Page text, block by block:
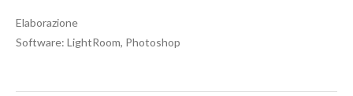
Elaborazione
Software: LightRoom, Photoshop